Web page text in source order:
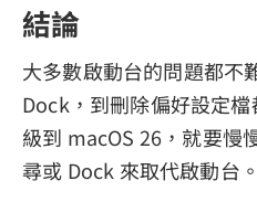
結論
大多數啟動台的問題都不
Dock，到刪除偏好設定
級到 macOS 26，就要
尋或 Dock 來取代啟動台。